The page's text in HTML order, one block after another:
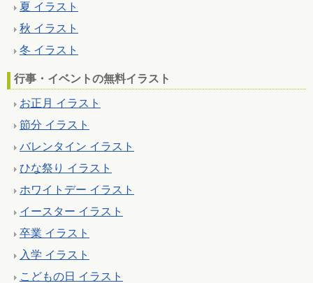
夏 イラスト
秋 イラスト
冬 イラスト
行事・イベントの無料イラスト
お正月 イラスト
節分 イラスト
バレンタイン イラスト
ひな祭り イラスト
ホワイトデー イラスト
イースター イラスト
卒業 イラスト
入学 イラスト
こどもの日 イラスト